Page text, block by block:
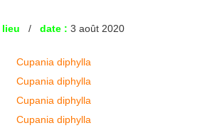
lieu / date : 3 août 2020